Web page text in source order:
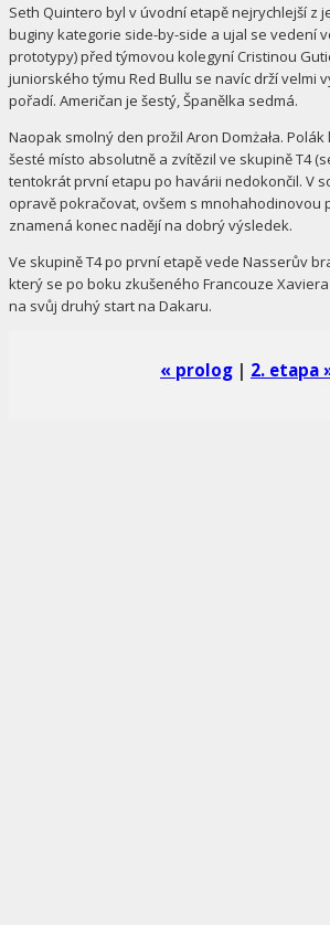
Seth Quintero byl v úvodní etapě nejrychlejší z
buginy kategorie side-by-side a ujal se vedení
prototypy) před týmovou kolegyní Cristinou
juniorského týmu Red Bullu se navíc drží velmi
pořadí. Američan je šestý, Španělka sedmá.
Naopak smolný den prožil Aron Domżała.
šesté místo absolutně a zvítězil ve skupině T4
tentokrát první etapu po havárii nedokončil. V
opravě pokračovat, ovšem s mnohahodinovou
znamená konec nadějí na dobrý výsledek.
Ve skupině T4 po první etapě vede Nasserův
který se po boku zkušeného Francouze
na svůj druhý start na Dakaru.
« prolog | 2. etapa